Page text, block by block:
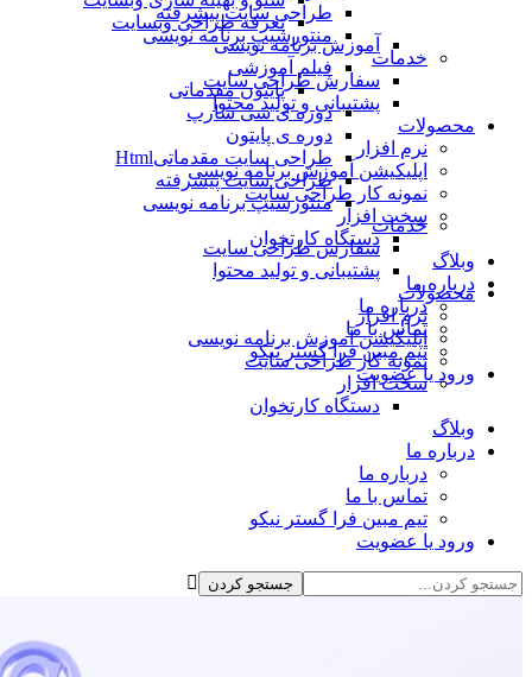
طراحی سایت پیشرفته
منتورشیپ برنامه نویسی
خدمات
سفارش طراحی سایت
پشتیبانی و تولید محتوا
محصولات
نرم افزار
اپلیکیشن آموزش برنامه نویسی
نمونه کار طراحی سایت
سخت افزار
دستگاه کارتخوان
وبلاگ
درباره ما
درباره ما
تماس با ما
تیم مبین فرا گستر نیکو
ورود یا عضویت
تعرفه طراحی وبسایت
آموزش برنامه نویسی
فیلم آموزشی
پایتون مقدماتی
دوره ی سی شارپ
دوره ی پایتون
طراحی سایت مقدماتیHtml
طراحی سایت پیشرفته
منتورشیپ برنامه نویسی
خدمات
سفارش طراحی سایت
پشتیبانی و تولید محتوا
محصولات
نرم افزار
اپلیکیشن آموزش برنامه نویسی
نمونه کار طراحی سایت
سخت افزار
دستگاه کارتخوان
وبلاگ
درباره ما
درباره ما
تماس با ما
تیم مبین فرا گستر نیکو
ورود یا عضویت